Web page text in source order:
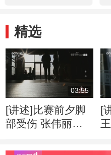
精选
03:55
[讲述]比赛前夕脚
部受伤 张伟丽不
[